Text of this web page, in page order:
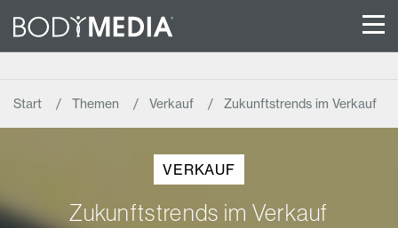
Start Themen Verkauf Zukunftstrends im Verkauf
VERKAUF
Zukunftstrends im Verkauf